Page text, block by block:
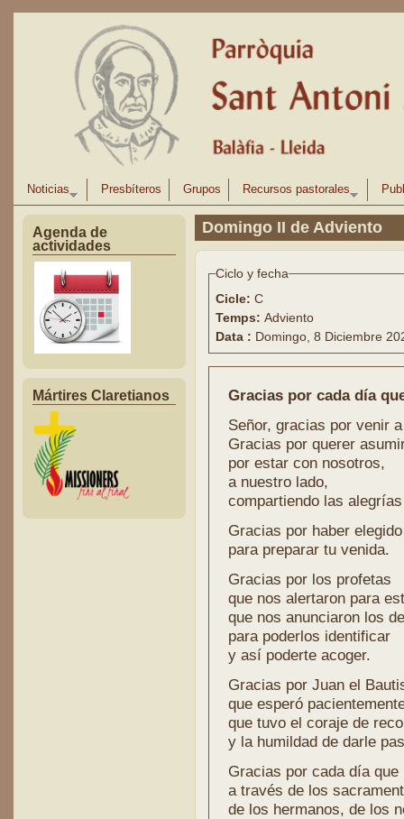
Pasar al contenido principal
Noticias Presbíteros Grupos Recursos pastorales
Agenda de
actividades
Mártires Claretianos
Domingo II de Adviento
Ciclo y fecha
Cicle: C
Temps: Adviento
Data : Domingo, 8 Diciembre
Gracias por cada día
Señor, gracias por venir
Gracias por querer
por estar con nosotros,
a nuestro lado,
compartiendo las
Gracias por haber
para preparar tu venida.
Gracias por los profetas
que nos alertaron para
que nos anunciaron los
para poderlos identificar
y así poderte acoger.
Gracias por Juan el
que esperó
que tuvo el coraje de
y la humildad de darle
Gracias por cada día
a través de los
de los hermanos, de los